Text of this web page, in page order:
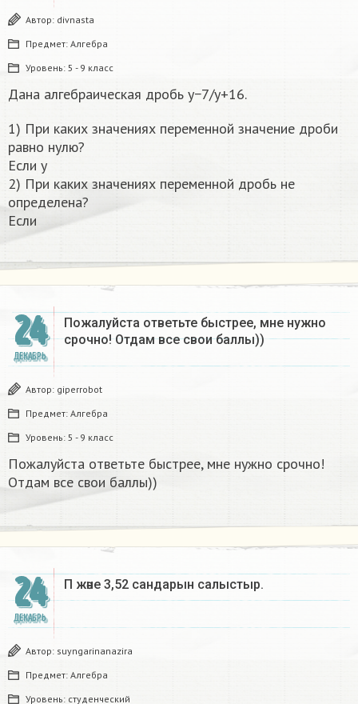
Автор: divnasta
Предмет: Алгебра
Уровень: 5 - 9 класс
Дана алгебраическая дробь y−7/y+16.
1) При каких значениях переменной значение дроби
равно нулю?
Если y
2) При каких значениях переменной дробь не
определена?
Если
24
ДЕКАБРЬ
Пожалуйста ответьте быстрее, мне нужно
срочно! Отдам все свои баллы))
Автор: giperrobot
Предмет: Алгебра
Уровень: 5 - 9 класс
Пожалуйста ответьте быстрее, мне нужно срочно!
Отдам все свои баллы))
24
ДЕКАБРЬ
Π және 3,52 сандарын салыстыр. ​
Автор: suyngarinanazira
Предмет: Алгебра
Уровень: студенческий